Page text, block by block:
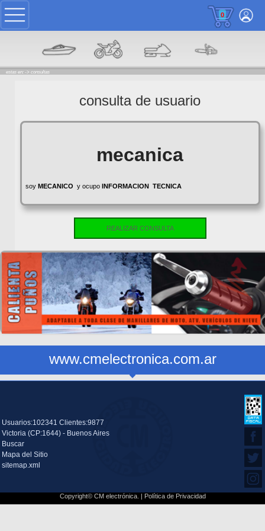
0
estas en: -> consultas
consulta de usuario
mecanica
soy MECANICO y ocupo INFORMACION TECNICA
REALIZAR CONSULTA
www.cmelectronica.com.ar
Usuarios:102341 Clientes:9877
Victoria (CP:1644) - Buenos Aires
Buscar
Mapa del Sitio
sitemap.xml
Copyright© CM electrónica. | Política de Privacidad